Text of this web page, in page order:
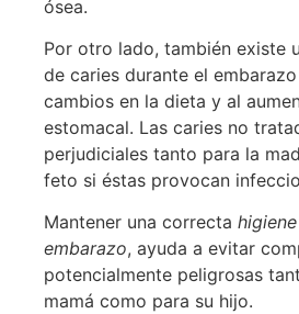
ósea.
Por otro lado, también existe
de caries durante el
cambios en la dieta y al
estomacal. Las caries no
perjudiciales tanto para la
feto si éstas provocan
Mantener una correcta
embarazo, ayuda a evitar
potencialmente peligrosas
mamá como para su hijo.